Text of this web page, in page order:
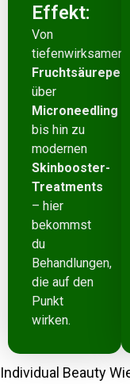
Effekt:
Von
tiefenwirksamen
über
Microneedling
bis hin zu
modernen
Skinbooster-
Treatments
– hier
bekommst
du
Behandlungen,
die auf den
Punkt
wirken.
Individual Beauty